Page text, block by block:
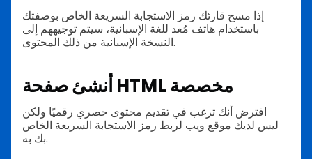
إذا مسح قارئك رمز الاستجابة السريعة الخاص بوصفتك
باستخدام هاتف مُعد للغة الإسبانية، سيتم توجيههم إلى
النسخة الإسبانية من ذلك المحتوى.
أنشئ صفحة HTML مخصصة
افترض أنك ترغب في تقديم محتوى حصري رقميًا ولكن
ليس لديك موقع ويب لربط رمز الاستجابة السريعة الخاص
بك به.